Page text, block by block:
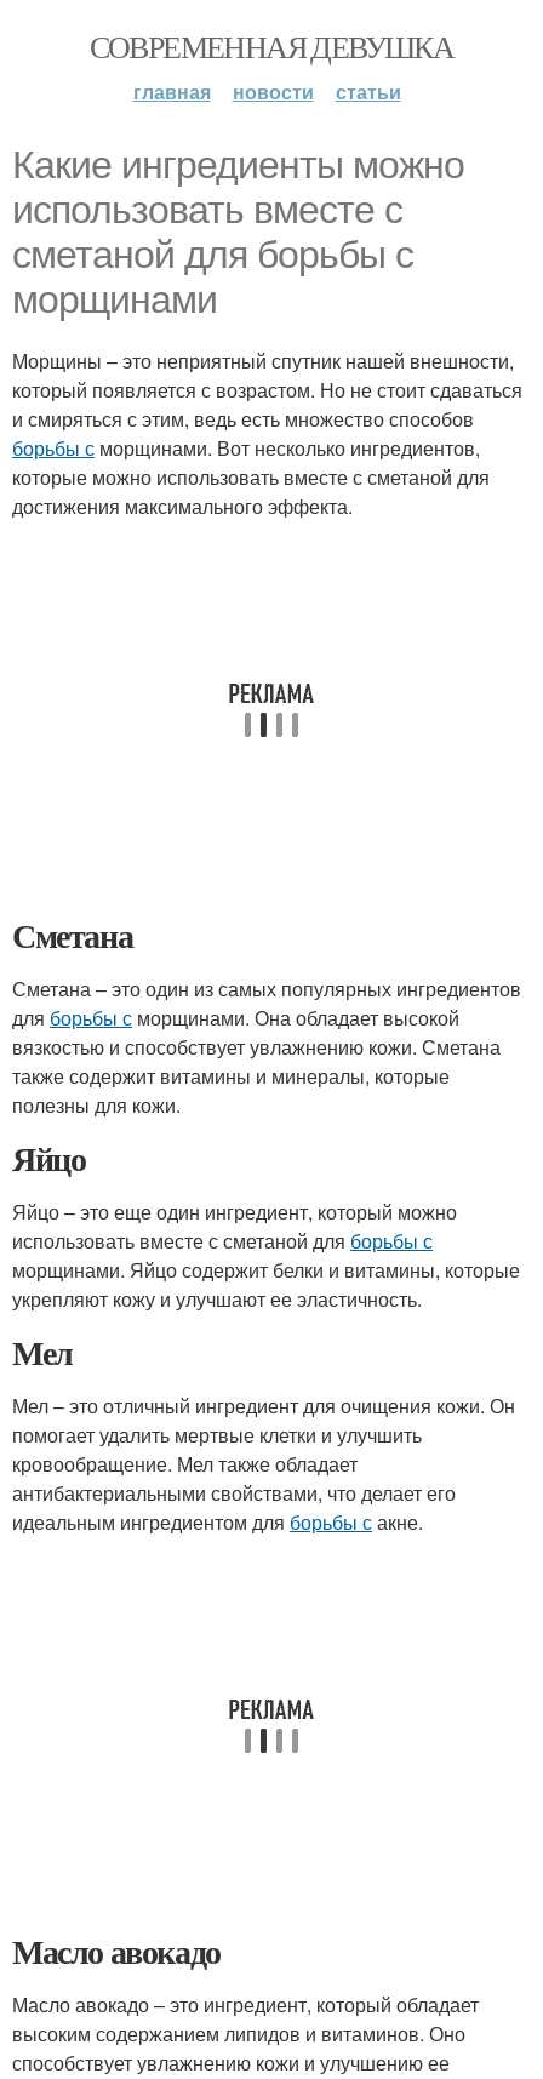
СОВРЕМЕННАЯ ДЕВУШКА
главная новости статьи
Какие ингредиенты можно
использовать вместе с
сметаной для борьбы с
морщинами
Морщины – это неприятный спутник нашей внешности,
который появляется с возрастом. Но не стоит сдаваться
и смиряться с этим, ведь есть множество способов
борьбы с морщинами. Вот несколько ингредиентов,
которые можно использовать вместе с сметаной для
достижения максимального эффекта.
Сметана
Сметана – это один из самых популярных ингредиентов
для борьбы с морщинами. Она обладает высокой
вязкостью и способствует увлажнению кожи. Сметана
также содержит витамины и минералы, которые
полезны для кожи.
Яйцо
Яйцо – это еще один ингредиент, который можно
использовать вместе с сметаной для борьбы с
морщинами. Яйцо содержит белки и витамины, которые
укрепляют кожу и улучшают ее эластичность.
Мел
Мел – это отличный ингредиент для очищения кожи. Он
помогает удалить мертвые клетки и улучшить
кровообращение. Мел также обладает
антибактериальными свойствами, что делает его
идеальным ингредиентом для борьбы сакне.
Масло авокадо
Масло авокадо – это ингредиент, который обладает
высоким содержанием липидов и витаминов. Оно
способствует увлажнению кожи и улучшению ее